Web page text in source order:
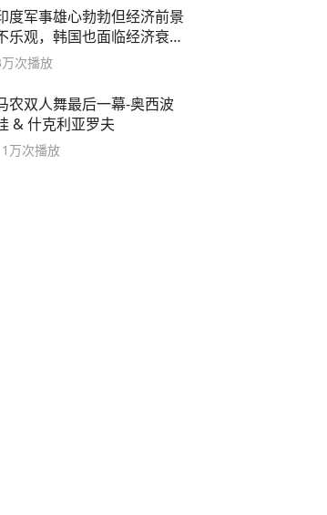
度军事雄心勃勃但经济前景
乐观，韩国也面临经济衰退
险次播放
农双人舞最后一幕-奥西波
& 什克利亚罗夫
万次播放